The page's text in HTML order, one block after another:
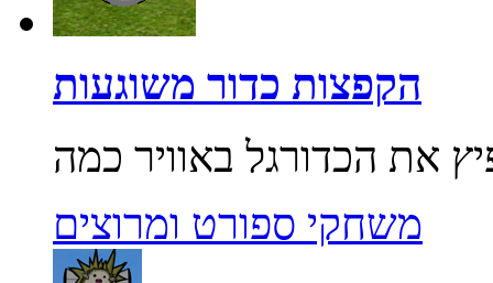
הקפצות כדור משוגעות
משחקי ספורט ומרוצים